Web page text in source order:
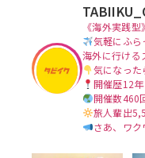
《海外実践
気軽にふら
海外に行ける
気になった
開催歴12年
開催数460
旅人輩出
さあ、ワク